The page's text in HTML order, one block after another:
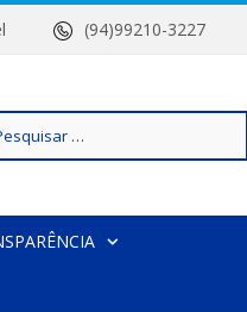
(94)99210-3227